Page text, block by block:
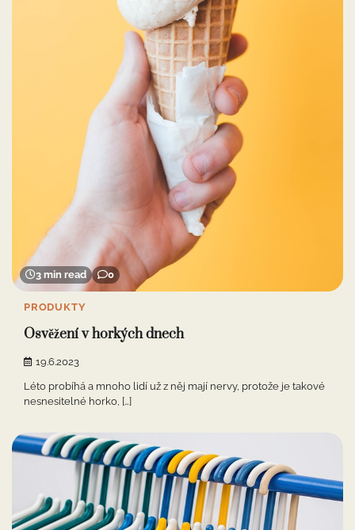
3 min read 0
PRODUKTY
Osvěžení v horkých dnech
19.6.2023
Léto probíhá a mnoho lidí už z něj mají nervy, protože je takové
nesnesitelné horko, […]